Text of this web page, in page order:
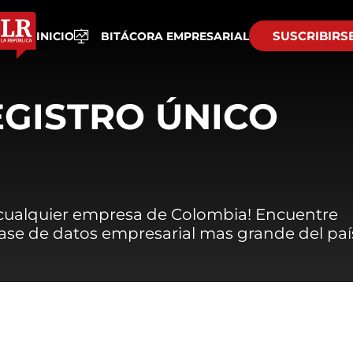
INICIO BITÁCORA EMPRESARIAL
ÚNICO
empresa de Colombia! Encuentre
de datos empresarial mas grande del